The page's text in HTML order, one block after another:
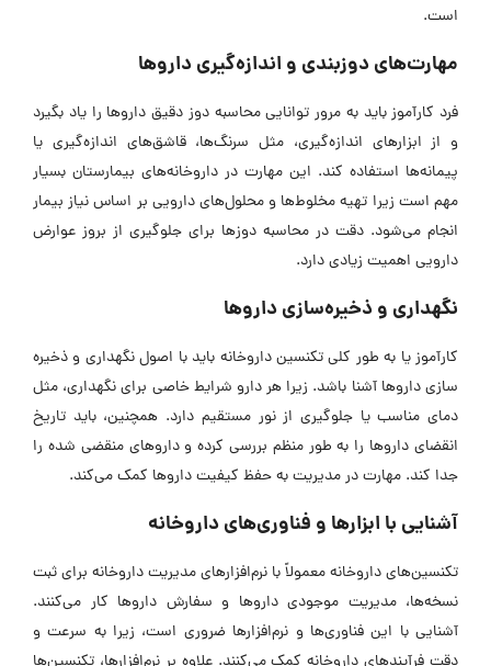
است.
مهارت‌های دوزبندی و اندازه‌گیری داروها
فرد کارآموز باید به مرور توانایی محاسبه دوز دقیق داروها را یاد بگیرد
و از ابزارهای اندازه‌گیری، مثل سرنگ‌ها، قاشق‌های اندازه‌گیری یا
پیمانه‌ها استفاده کند. این مهارت در داروخانه‌های بیمارستان بسیار
مهم است زیرا تهیه مخلوط‌ها و محلول‌های دارویی بر اساس نیاز بیمار
انجام می‌شود. دقت در محاسبه دوزها برای جلوگیری از بروز عوارض
دارویی اهمیت زیادی دارد.
نگهداری و ذخیره‌سازی داروها
کارآموز یا به طور کلی تکنسین داروخانه باید با اصول نگهداری و ذخیره
سازی داروها آشنا باشد. زیرا هر دارو شرایط خاصی برای نگهداری، مثل
دمای مناسب یا جلوگیری از نور مستقیم دارد. همچنین، باید تاریخ
انقضای داروها را به‌ طور منظم بررسی کرده و داروهای منقضی شده را
جدا کند. مهارت در مدیریت به حفظ کیفیت داروها کمک می‌کند.
آشنایی با ابزارها و فناوری‌های داروخانه
تکنسین‌های داروخانه معمولاً با نرم‌افزارهای مدیریت داروخانه برای ثبت
نسخه‌ها، مدیریت موجودی داروها و سفارش داروها کار می‌کنند.
آشنایی با این فناوری‌ها و نرم‌افزارها ضروری است، زیرا به سرعت و